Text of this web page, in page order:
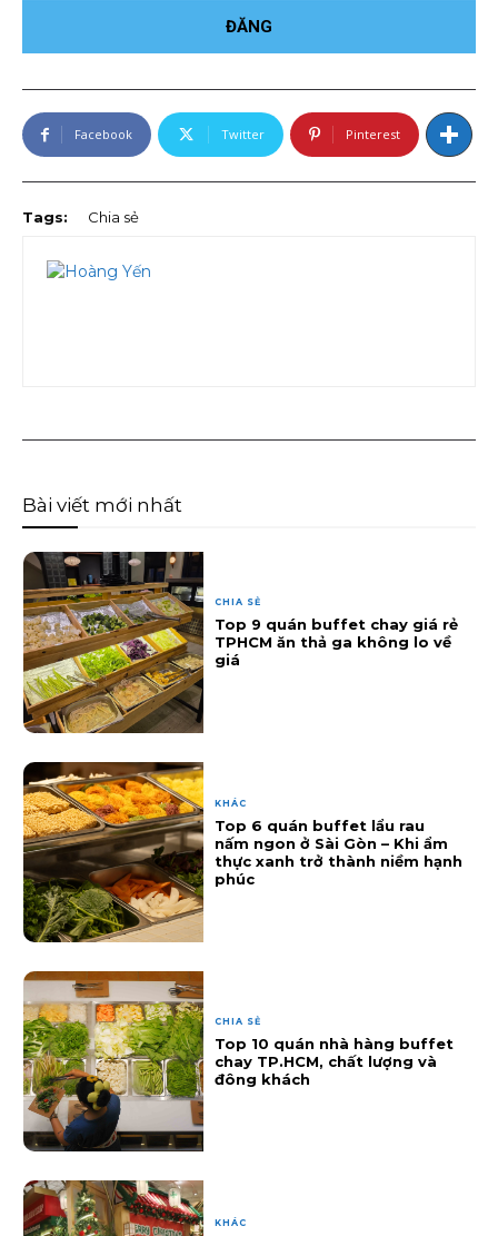
Facebook Twitter Pinterest
Tags: Chia sẻ
Bài viết mới nhất
CHIA SẺ
Top 9 quán buffet chay giá rẻ
TPHCM ăn thả ga không lo về
giá
KHÁC
Top 6 quán buffet lẩu rau
nấm ngon ở Sài Gòn – Khi ẩm
thực xanh trở thành niềm hạnh
phúc
CHIA SẺ
Top 10 quán nhà hàng buffet
chay TP.HCM, chất lượng và
đông khách
KHÁC